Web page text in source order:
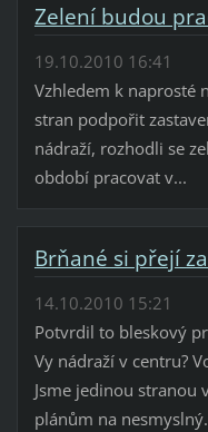
Zelení budou
19.10.2010 16:41
Vzhledem k naprosté
stran podpořit
nádraží, rozhodli se
období pracovat v...
Brňané si přejí
14.10.2010 15:21
Potvrdil to bleskový
Vy nádraží v centru?
Jsme jedinou stranou
plánům na